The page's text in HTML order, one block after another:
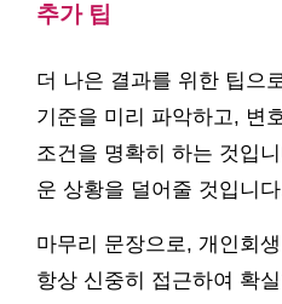
추가 팁
더 나은 결과를 위한 팁으
기준을 미리 파악하고, 변
조건을 명확히 하는 것입
운 상황을 덜어줄 것입니
마무리 문장으로, 개인회
항상 신중히 접근하여 확